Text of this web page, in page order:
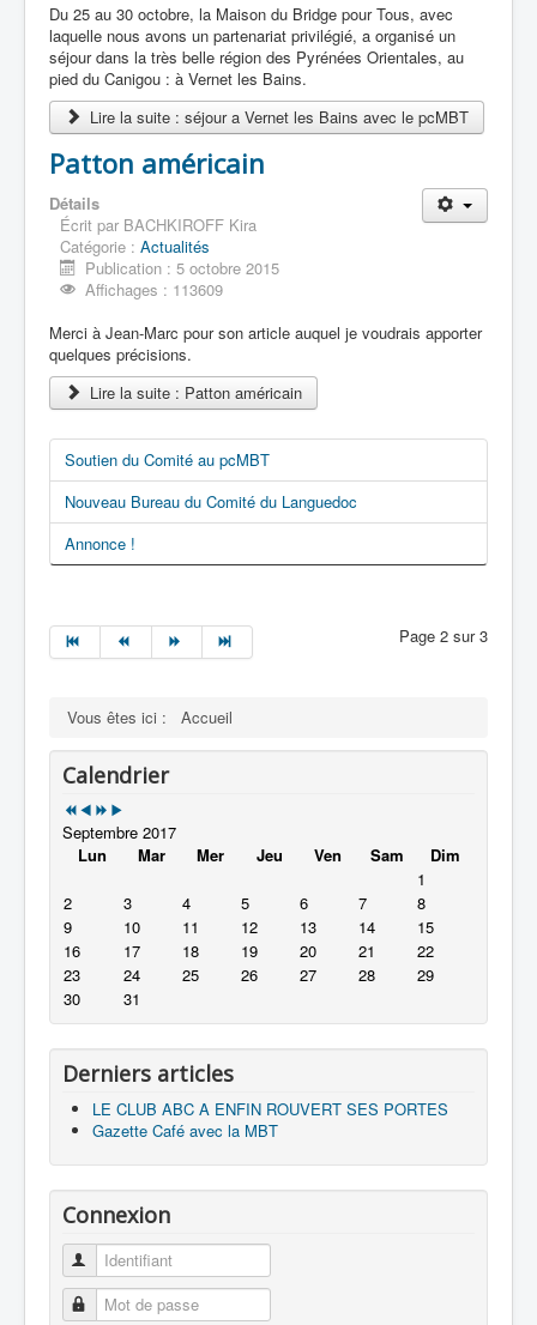
Du 25 au 30 octobre, la Maison du Bridge pour Tous, avec
laquelle nous avons un partenariat privilégié, a organisé un
séjour dans la très belle région des Pyrénées Orientales, au
pied du Canigou : à Vernet les Bains.
Lire la suite : séjour a Vernet les Bains avec le pcMBT
Patton américain
Détails
Écrit par BACHKIROFF Kira
Catégorie : Actualités
Publication : 5 octobre 2015
Affichages : 113609
Merci à Jean-Marc pour son article auquel je voudrais apporter
quelques précisions.
Lire la suite : Patton américain
Soutien du Comité au pcMBT
Nouveau Bureau du Comité du Languedoc
Annonce !
Page 2 sur 3
Vous êtes ici : Accueil
Calendrier
Septembre 2017
Lun
Mar Mer Jeu Ven Sam
Dim
1
2
3 4 5 6 7
8
9
10 11 12 13 14
15
16
17 18 19 20 21
22
23
24 25 26 27 28
29
30
31
Derniers articles
LE CLUB ABC A ENFIN ROUVERT SES PORTES
Gazette Café avec la MBT
Connexion
Identifiant
Mot de passe